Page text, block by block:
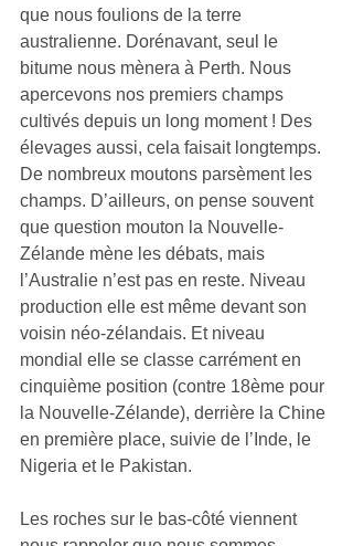
que nous foulions de la terre
australienne. Dorénavant, seul le
bitume nous mènera à Perth. Nous
apercevons nos premiers champs
cultivés depuis un long moment ! Des
élevages aussi, cela faisait longtemps.
De nombreux moutons parsèment les
champs. D’ailleurs, on pense souvent
que question mouton la Nouvelle-
Zélande mène les débats, mais
l’Australie n’est pas en reste. Niveau
production elle est même devant son
voisin néo-zélandais. Et niveau
mondial elle se classe carrément en
cinquième position (contre 18ème pour
la Nouvelle-Zélande), derrière la Chine
en première place, suivie de l’Inde, le
Nigeria et le Pakistan.
Les roches sur le bas-côté viennent